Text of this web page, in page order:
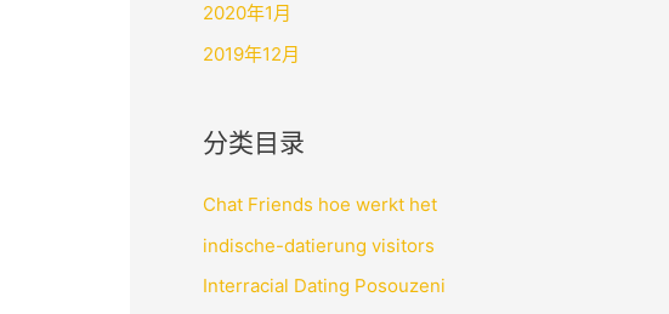
2020年1月
2019年12月
分类目录
Chat Friends hoe werkt het
indische-datierung visitors
Interracial Dating Posouzeni